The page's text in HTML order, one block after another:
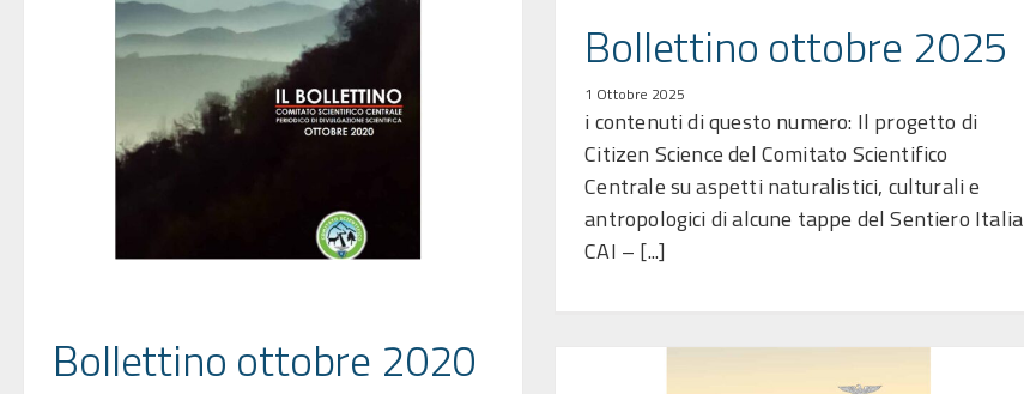
Bollettino ottobre 2025
1 Ottobre 2025
i contenuti di questo numero: Il progetto di
Citizen Science del Comitato Scientifico
Centrale su aspetti naturalistici, culturali e
antropologici di alcune tappe del Sentiero Italia
CAI – [...]
Bollettino ottobre 2020